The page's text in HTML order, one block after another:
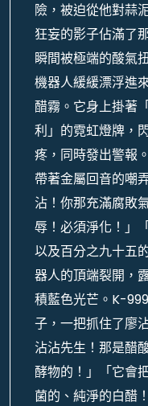
險，被迫從他對蒜
狂妄的影子佔滿了
瞬間被極端的酸氣
機器人緩緩漂浮進
醋霧。它身上掛著
利」的霓虹燈牌，
疼，同時發出警報
帶著金屬回音的嘲
沾！你那充滿腐敗
辱！必須淨化！」
以及百分之九十五
器人的頂端裂開，
積藍色光芒。K-
子，一把抓住了廖
沾沾先生！那是醋
酵物的！」「它會
菌的、純淨的白醋